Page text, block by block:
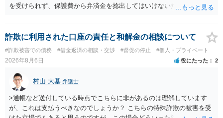
を受けられず、保護費から弁済金を捻出してはいけないため任意整理
士費用は法テラスが負担し、裁判所の予納金等も法テラスが援助して
くれるため、弁護士へ自己破産を任せれば解決します。
詐欺に利用された口座の責任と和解金の相談について
#詐欺被害での債務 #借金返済の相談・交渉 #督促の停止 #個人・プライベート
2026年8月6日 役にたった 2
村山 大基 弁護士
>通帳など送付している時点でこちらに非があるのは理解しています
が、これは支払うべきなのでしょうか？ こちらの特殊詐欺の被害を受